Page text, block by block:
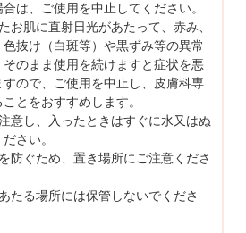
は、ご使用を中止してください。
お肌に直射日光があたって、赤み、
抜け（白斑等）や黒ずみ等の異常
のまま使用を続けますと症状を悪
ので、ご使用を中止し、皮膚科専
とをおすすめします。
意し、入ったときはすぐに水又はぬ
さい。
防ぐため、置き場所にご注意くださ
たる場所には保管しないでくださ